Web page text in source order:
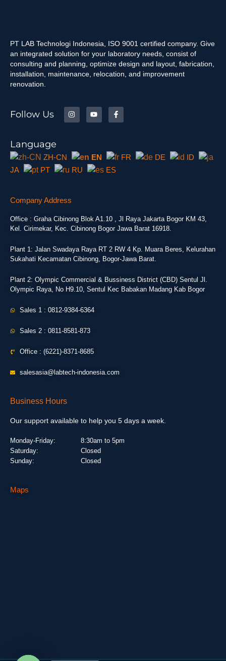
PT LAB Technologi Indonesia, ISO 9001 certified company. Give
an integrated solution for your laboratory needs, consist of
consulting and planning, optimize design and layout, fabrication,
installation, maintenance, relocation, and improvement
renovation.
Follow Us
Language
ZH-CN EN FR DE
ID
JA
PT RU ES
Company Address
Office : Graha Cibinong Blok A1.10 , Jl Raya Jakarta Bogor KM 43,
Kel. Cirimekar, Kec. Cibinong Bogor Jawa Barat 16918.
Plant 1: Jalan Swadaya Raya RT 2 RW 4 Kp. Muara Beres, Kelurahan
Sukahati Kecamatan Cibinong, Bogor-Jawa Barat.
Plant 2: Olympic Commercial & Bussiness District (CBD) Sentul Jl.
Olympic Raya, No H9.10, Sentul Kec Babakan Madang Kab Bogor
Sales 1 : 0812-9384-6364
Sales 2 : 0811-8581-873
Office : (6221)-8371-8685
salesasia@labtech-indonesia.com
Business Hours
Our support available to help you 5 days a week.
Monday-Friday:
Saturday:
Sunday:
8:30am to 5pm
Closed
Closed
Maps